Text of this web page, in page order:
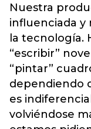
Nuestra
influenciada
la tecnología.
“escribir”
“pintar”
dependiendo
es
volviéndose